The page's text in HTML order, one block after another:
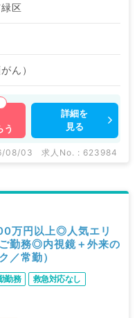
区
ん）
う
詳細を
見る
08/03 求人No. : 623984
万円以上◎人気エリ
勤務◎内視鏡＋外来の
／常勤）
勤務
救急対応なし